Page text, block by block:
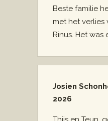
Beste familie
met het verlies
Rinus. Het was
Josien
2026